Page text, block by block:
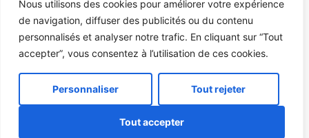
Nous utilisons des cookies pour améliorer votre expérience
de navigation, diffuser des publicités ou du contenu
personnalisés et analyser notre trafic. En cliquant sur “Tout
accepter”, vous consentez à l’utilisation de ces cookies.
Personnaliser Tout rejeter
Tout accepter
Conseil RH, management & change
En savoir plus
Contact ez-nous